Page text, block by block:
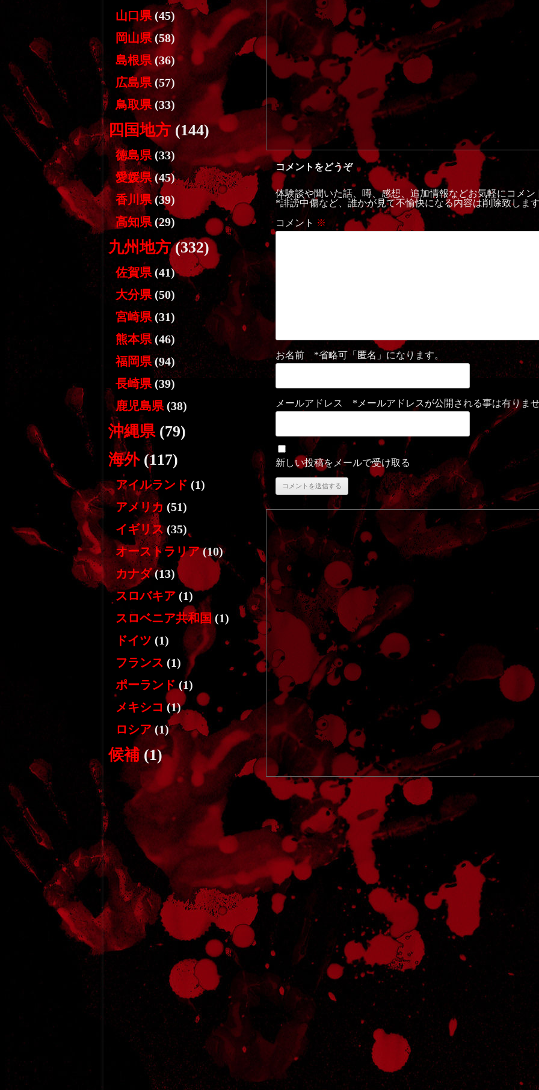
コメントをどうぞ
体験談や聞いた話、噂、感想、追加情報などお気軽にコメ
*誹謗中傷など、誰かが見て不愉快になる内容は削除致しま
コメント ※
お名前 *省略可「匿名」になります。
メールアドレス *メールアドレスが公開される事は有りま
新しい投稿をメールで受け取る
山口県(45)
岡山県(58)
島根県(36)
広島県(57)
鳥取県 (33)
四国地方(144)
徳島県(33)
愛媛県(45)
香川県(39)
高知県(29)
九州地方(332)
佐賀県 (41)
大分県 (50)
宮崎県(31)
熊本県(46)
福岡県(94)
長崎県 (39)
鹿児島県 (38)
沖縄県(79)
海外(117)
アイルランド (1)
アメリカ (51)
イギリス(35)
オーストラリア(10)
カナダ(13)
スロバキア (1)
スロベニア共和国(1)
ドイツ (1)
フランス (1)
ポーランド (1)
メキシコ (1)
ロシア(1)
候補(1)